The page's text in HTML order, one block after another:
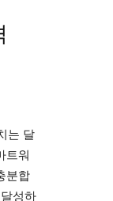
는 달
트워
분합
성하